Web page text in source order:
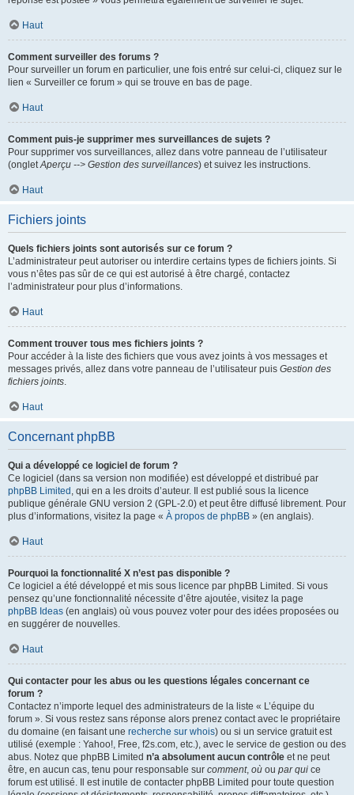
Haut
Comment surveiller des forums ?
Pour surveiller un forum en particulier, une fois entré sur celui-ci, cliquez sur le
lien « Surveiller ce forum » qui se trouve en bas de page.
Haut
Comment puis-je supprimer mes surveillances de sujets ?
Pour supprimer vos surveillances, allez dans votre panneau de l’utilisateur
(ongletAperçu --> Gestion des surveillances) et suivez les instructions.
Haut
Fichiers joints
Quels fichiers joints sont autorisés sur ce forum ?
L’administrateur peut autoriser ou interdire certains types de fichiers joints. Si
vous n’êtes pas sûr de ce qui est autorisé à être chargé, contactez
l’administrateur pour plus d’informations.
Haut
Comment trouver tous mes fichiers joints ?
Pour accéder à la liste des fichiers que vous avez joints à vos messages et
messages privés, allez dans votre panneau de l’utilisateur puis Gestion des
fichiers joints.
Haut
Concernant phpBB
Qui a développé ce logiciel de forum ?
Ce logiciel (dans sa version non modifiée) est développé et distribué par
phpBB Limited , qui en a les droits d’auteur. Il est publié sous la licence
publique générale GNU version 2 (GPL-2.0) et peut être diffusé librement. Pour
plus d’informations, visitez la page « À propos de phpBB » (en anglais).
Haut
Pourquoi la fonctionnalité X n’est pas disponible ?
Ce logiciel a été développé et mis sous licence par phpBB Limited. Si vous
pensez qu’une fonctionnalité nécessite d’être ajoutée, visitez la page
phpBB Ideas (en anglais) où vous pouvez voter pour des idées proposées ou
en suggérer de nouvelles.
Haut
Qui contacter pour les abus ou les questions légales concernant ce
forum ?
Contactez n’importe lequel des administrateurs de la liste « L’équipe du
forum ». Si vous restez sans réponse alors prenez contact avec le propriétaire
du domaine (en faisant une recherche sur whois) ou si un service gratuit est
utilisé (exemple : Yahoo!, Free, f2s.com, etc.), avec le service de gestion ou des
abus. Notez que phpBB Limited n’a absolument aucun contrôle et ne peut
être, en aucun cas, tenu pour responsable sur comment, où ou par qui ce
forum est utilisé. Il est inutile de contacter phpBB Limited pour toute question